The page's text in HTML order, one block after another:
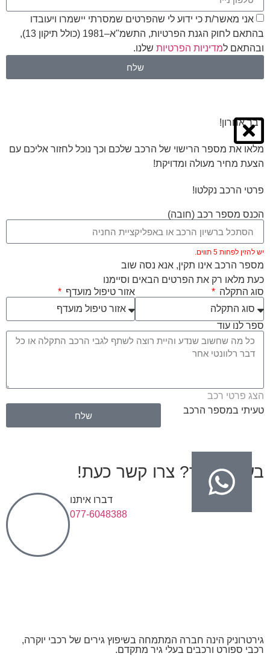
אני מאשר/ת כי ידוע לי שהפרטים שמסרתי יישמרו ויעובדו
בהתאם לחוק הגנת הפרטיות, התשמ"א–1981 (כולל תיקון 13),
ובהתאם ל מדיניות הפרטיותשלנו.
שלח
דבר אחרון!
מלאו את מספר הרישוי של הרכב שלכם וכך נוכל לחזור אליכם עם
הצעת מחיר מעולה ומדויקת!
פרטי הרכב נקלטו!
הכנס מספר רכב (חובה)
יש להזין לפחות 5 תווים.
מספר הרכב אינו תקין, אנא נסה שוב
כעת מלאו רק את הפרטים הבאים וסיימנו
סוג התקלה
אזור טיפול מועדף
ספר לנו עוד
הצג פרטי רכב
טעיתי במספר הרכב
שלח
בעיות בגיר? צרו קשר כעת!
דברו איתנו
077-6048388
גירטרוניק הינה חברה המתמחה בשיפוץ גירים של רכבי יוקרה,
רכבי ספורט ורכבים בעלי גיר מתקדם.